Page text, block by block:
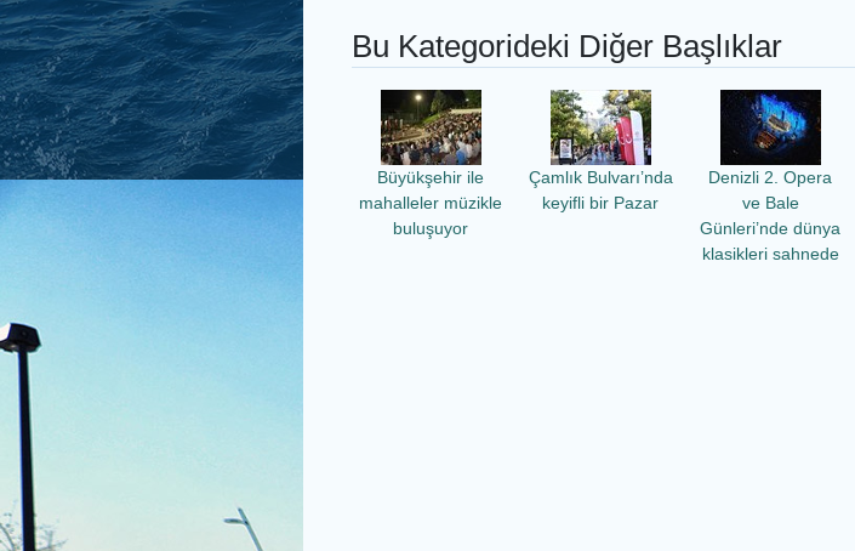
Bu Kategorideki Diğer Başlıklar
Büyükşehir ile
mahalleler müzikle
buluşuyor
Çamlık Bulvarı’nda
keyifli bir Pazar
Denizli 2. Opera
ve Bale
Günleri’nde dünya
klasikleri sahnede